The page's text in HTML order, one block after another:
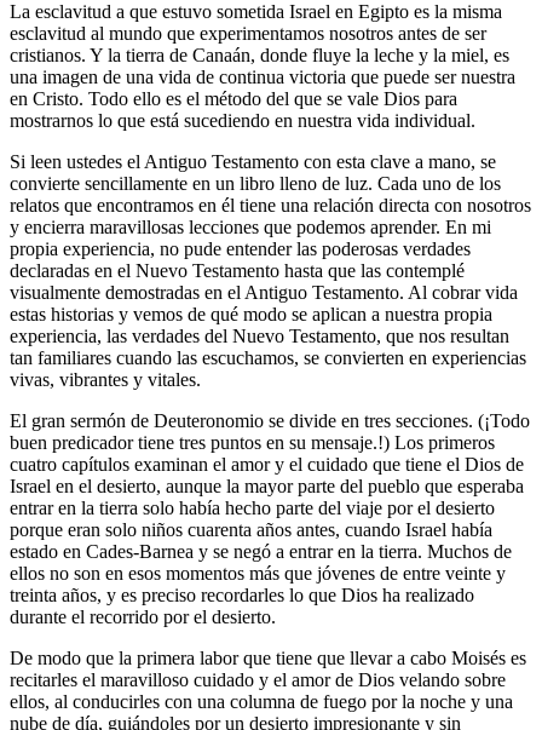
La esclavitud a que estuvo sometida Israel en Egipto es la misma
esclavitud al mundo que experimentamos nosotros antes de ser
cristianos. Y la tierra de Canaán, donde fluye la leche y la miel, es
una imagen de una vida de continua victoria que puede ser nuestra
en Cristo. Todo ello es el método del que se vale Dios para
mostrarnos lo que está sucediendo en nuestra vida individual.
Si leen ustedes el Antiguo Testamento con esta clave a mano, se
convierte sencillamente en un libro lleno de luz. Cada uno de los
relatos que encontramos en él tiene una relación directa con nosotros
y encierra maravillosas lecciones que podemos aprender. En mi
propia experiencia, no pude entender las poderosas verdades
declaradas en el Nuevo Testamento hasta que las contemplé
visualmente demostradas en el Antiguo Testamento. Al cobrar vida
estas historias y vemos de qué modo se aplican a nuestra propia
experiencia, las verdades del Nuevo Testamento, que nos resultan
tan familiares cuando las escuchamos, se convierten en experiencias
vivas, vibrantes y vitales.
El gran sermón de Deuteronomio se divide en tres secciones. (¡Todo
buen predicador tiene tres puntos en su mensaje.!) Los primeros
cuatro capítulos examinan el amor y el cuidado que tiene el Dios de
Israel en el desierto, aunque la mayor parte del pueblo que esperaba
entrar en la tierra solo había hecho parte del viaje por el desierto
porque eran solo niños cuarenta años antes, cuando Israel había
estado en Cades-Barnea y se negó a entrar en la tierra. Muchos de
ellos no son en esos momentos más que jóvenes de entre veinte y
treinta años, y es preciso recordarles lo que Dios ha realizado
durante el recorrido por el desierto.
De modo que la primera labor que tiene que llevar a cabo Moisés es
recitarles el maravilloso cuidado y el amor de Dios velando sobre
ellos, al conducirles con una columna de fuego por la noche y una
nube de día, guiándoles por un desierto impresionante y sin